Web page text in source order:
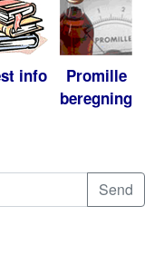
info
Promille
beregning